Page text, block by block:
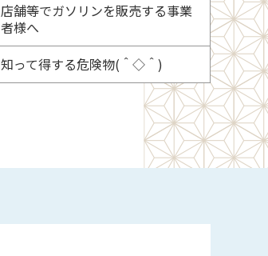
店舗等でガソリンを販売する事業
者様へ
知って得する危険物(＾◇＾)